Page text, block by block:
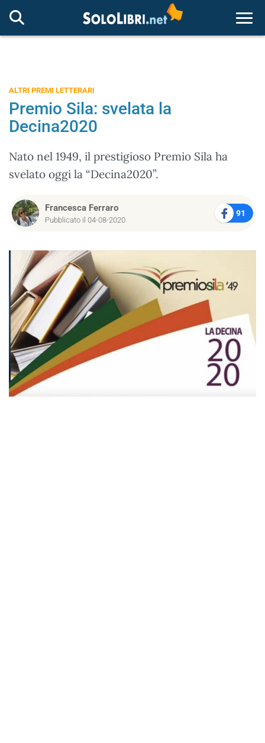
ALTRI PREMI LETTERARI
Premio Sila: svelata la
Decina2020
Nato nel 1949, il prestigioso Premio Sila ha
svelato oggi la “Decina2020”.
Francesca Ferraro
Pubblicato il 04-08-2020
91